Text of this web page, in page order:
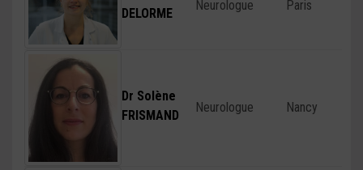
DELORME
Neurologue Paris
Dr Solène
FRISMAND
Neurologue Nancy